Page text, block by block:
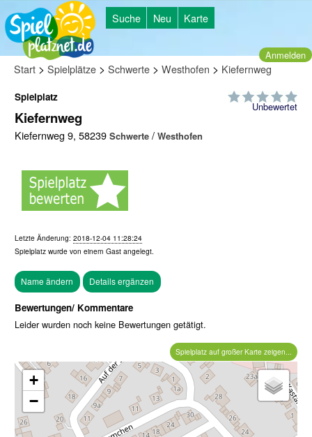
Suche Neu Karte
Anmelden
Start > Spielplätze > Schwerte > Westhofen > Kiefernweg
Unbewertet
Spielplatz
Kiefernweg
Kiefernweg 9, 58239 Schwerte / Westhofen
Letzte Änderung: 2018-12-04 11:28:24
Spielplatz wurde von einem Gast angelegt.
Bewertungen/ Kommentare
Leider wurden noch keine Bewertungen getätigt.
Spielplatz auf großer Karte zeigen...
+
−